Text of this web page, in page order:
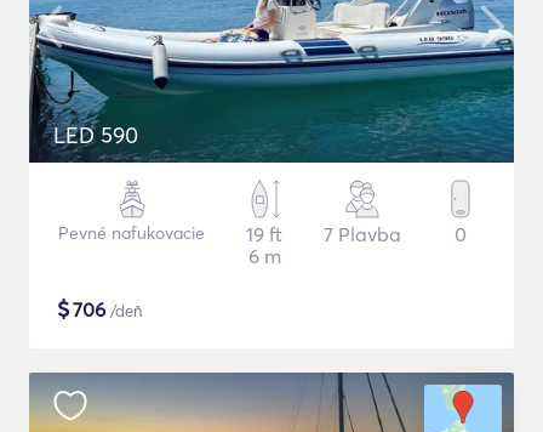
LED 590
Pevné nafukovacie
19 ft
6 m
7 Plavba 0
$706 /deň